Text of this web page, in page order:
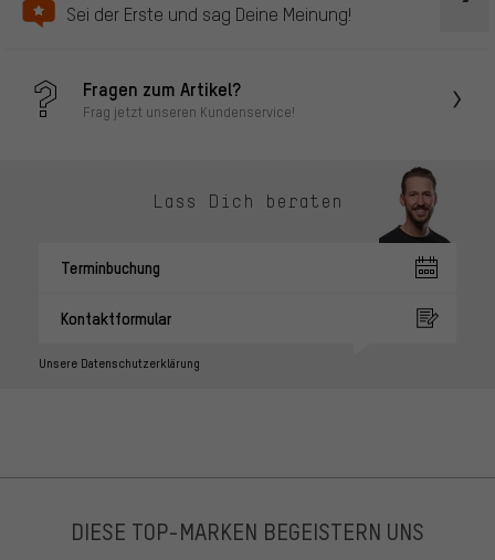
Sei der Erste und sag Deine Meinung!
Fragen zum Artikel?
Frag jetzt unseren Kundenservice!
Lass Dich beraten
Terminbuchung
Kontaktformular
Unsere Datenschutzerklärung
DIESE TOP-MARKEN BEGEISTERN UNS